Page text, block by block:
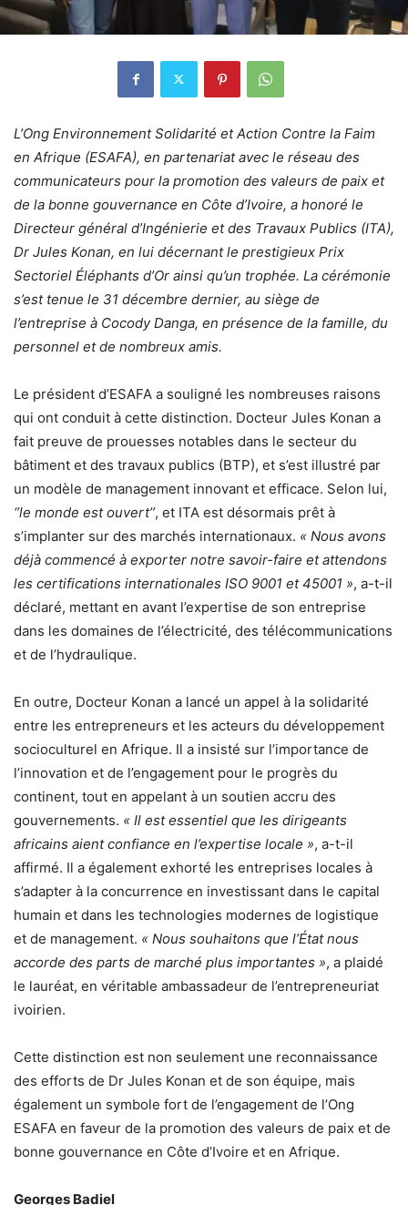
L’Ong Environnement Solidarité et Action Contre la Faim
en Afrique (ESAFA), en partenariat avec le réseau des
communicateurs pour la promotion des valeurs de paix et
de la bonne gouvernance en Côte d’Ivoire, a honoré le
Directeur général d’Ingénierie et des Travaux Publics (ITA),
Dr Jules Konan, en lui décernant le prestigieux Prix
Sectoriel Éléphants d’Or ainsi qu’un trophée. La cérémonie
s’est tenue le 31 décembre dernier, au siège de
l’entreprise à Cocody Danga, en présence de la famille, du
personnel et de nombreux amis.
Le président d’ESAFA a souligné les nombreuses raisons
qui ont conduit à cette distinction. Docteur Jules Konan a
fait preuve de prouesses notables dans le secteur du
bâtiment et des travaux publics (BTP), et s’est illustré par
un modèle de management innovant et efficace. Selon lui,
‘’le monde est ouvert’’, et ITA est désormais prêt à
s’implanter sur des marchés internationaux. « Nous avons
déjà commencé à exporter notre savoir-faire et attendons
les certifications internationales ISO 9001 et 45001 », a-t-il
déclaré, mettant en avant l’expertise de son entreprise
dans les domaines de l’électricité, des télécommunications
et de l’hydraulique.
En outre, Docteur Konan a lancé un appel à la solidarité
entre les entrepreneurs et les acteurs du développement
socioculturel en Afrique. Il a insisté sur l’importance de
l’innovation et de l’engagement pour le progrès du
continent, tout en appelant à un soutien accru des
gouvernements. « Il est essentiel que les dirigeants
africains aient confiance en l’expertise locale », a-t-il
affirmé. Il a également exhorté les entreprises locales à
s’adapter à la concurrence en investissant dans le capital
humain et dans les technologies modernes de logistique
et de management. « Nous souhaitons que l’État nous
accorde des parts de marché plus importantes », a plaidé
le lauréat, en véritable ambassadeur de l’entrepreneuriat
ivoirien.
Cette distinction est non seulement une reconnaissance
des efforts de Dr Jules Konan et de son équipe, mais
également un symbole fort de l’engagement de l’Ong
ESAFA en faveur de la promotion des valeurs de paix et de
bonne gouvernance en Côte d’Ivoire et en Afrique.
Georges Badiel